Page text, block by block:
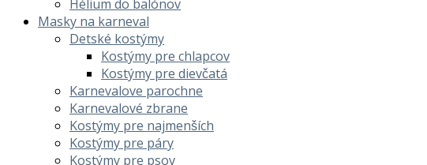
Hélium do balónov
Masky na karneval
Detské kostýmy
Kostýmy pre chlapcov
Kostýmy pre dievčatá
Karnevalove parochne
Karnevalové zbrane
Kostýmy pre najmenších
Kostýmy pre páry
Kostýmy pre psov